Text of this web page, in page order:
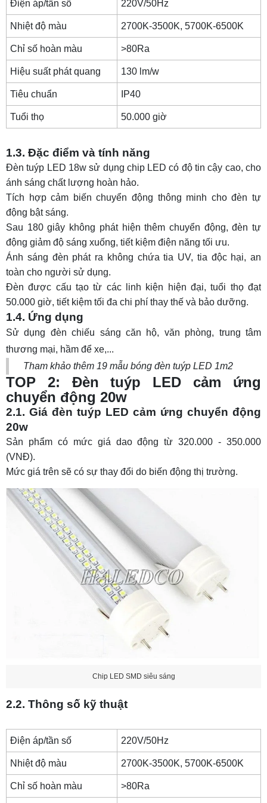
5.2. Thông số kỹ thuật
5.3. Đặc điểm và tính năng
TOP 6: Đèn tuýp LED cảm ứng vi sóng 10w
6.1. Báo giá đèn tuýp LED cảm ứng
6.2. Thông số kỹ thuật
6.4. Ứng dụng
TOP 7: Đèn tuýp LED cảm ứng chuyển động
10w
7.1. Báo giá đèn tuýp LED cảm ứng
7.2. Thông số kỹ thuật
7.3. Đặc điểm và tính năng
7.4. Ứng dụng
TOP 8: Đèn tuýp LED cảm ứng bán nguyệt 36w
8.1. Báo giá đèn tuýp LED cảm ứng
8.2. Thông số kỹ thuật
8.3. Đặc điểm và tính năng
8.4. Ứng dụng đèn tuýp cảm ứng bán nguyệt
36w
9. 5 Lý do nên sử dụng đèn tuýp LED cảm ứng
10. Hướng dẫn sử dụng đèn tuýp LED cảm
ứng
11. Địa chỉ mua đèn tuýp LED cảm ứng uy tín
Điện áp/tần số 220V/50Hz
Nhiệt độ màu 2700K-3500K, 5700K-6500K
Chỉ số hoàn màu >80Ra
Hiệu suất phát quang 130 lm/w
Tiêu chuẩn IP40
Tuổi thọ 50.000 giờ
1.3. Đặc điểm và tính năng
Đèn tuýp LED 18w sử dụng chip LED có độ tin cậy cao, cho
ánh sáng chất lượng hoàn hảo.
Tích hợp cảm biến chuyển động thông minh cho đèn tự
động bật sáng.
Sau 180 giây không phát hiện thêm chuyển động, đèn tự
động giảm độ sáng xuống, tiết kiệm điện năng tối ưu.
Ánh sáng đèn phát ra không chứa tia UV, tia độc hại, an
toàn cho người sử dụng.
Đèn được cấu tạo từ các linh kiện hiện đại, tuổi thọ đạt
50.000 giờ, tiết kiệm tối đa chi phí thay thế và bảo dưỡng.
1.4. Ứng dụng
Sử dụng đèn chiếu sáng căn hộ, văn phòng, trung tâm
thương mại, hầm để xe,...
Tham khảo thêm 19 mẫu bóng đèn tuýp LED 1m2
TOP 2: Đèn tuýp LED cảm ứng
chuyển động 20w
2.1. Giá đèn tuýp LED cảm ứng chuyển động
20w
Sản phẩm có mức giá dao động từ 320.000 - 350.000
(VNĐ).
Mức giá trên sẽ có sự thay đổi do biến động thị trường.
Chip LED SMD siêu sáng
2.2. Thông số kỹ thuật
Điện áp/tần số 220V/50Hz
Nhiệt độ màu 2700K-3500K, 5700K-6500K
Chỉ số hoàn màu >80Ra